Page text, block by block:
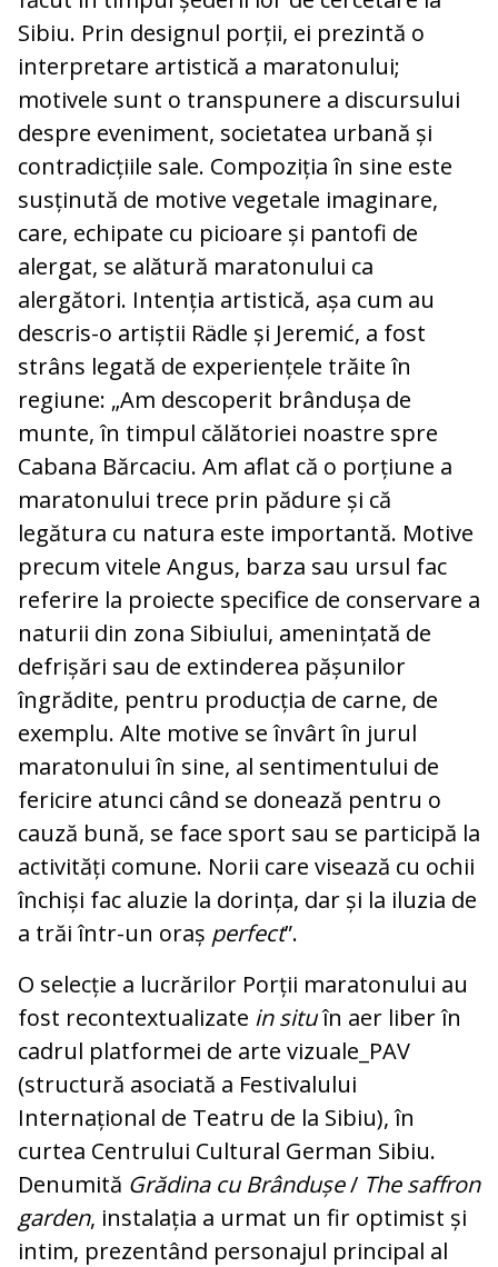
Sibiu. Prin designul porții, ei prezintă o
interpretare artistică a maratonului;
motivele sunt o transpunere a discursului
despre eveniment, societatea urbană și
contradicțiile sale. Compoziția în sine este
susținută de motive vegetale imaginare,
care, echipate cu picioare și pantofi de
alergat, se alătură maratonului ca
alergători. Intenția artistică, așa cum au
descris-o artiștii Rädle și Jeremić, a fost
strâns legată de experiențele trăite în
regiune: „Am descoperit brândușa de
munte, în timpul călătoriei noastre spre
Cabana Bărcaciu. Am aflat că o porțiune a
maratonului trece prin pădure și că
legătura cu natura este importantă. Motive
precum vitele Angus, barza sau ursul fac
referire la proiecte specifice de conservare a
naturii din zona Sibiului, amenințată de
defrișări sau de extinderea pășunilor
îngrădite, pentru producția de carne, de
exemplu. Alte motive se învârt în jurul
maratonului în sine, al sentimentului de
fericire atunci când se donează pentru o
cauză bună, se face sport sau se participă la
activități comune. Norii care visează cu ochii
închiși fac aluzie la dorința, dar și la iluzia de
a trăi într-un oraș perfect”.
O selecție a lucrărilor Porții maratonului au
fost recontextualizate in situîn aer liber în
cadrul platformei de arte vizuale_PAV
(structură asociată a Festivalului
Internațional de Teatru de la Sibiu), în
curtea Centrului Cultural German Sibiu.
Denumită Grădina cu Brândușe/ The saffron
garden, instalația a urmat un fir optimist și
intim, prezentând personajul principal al